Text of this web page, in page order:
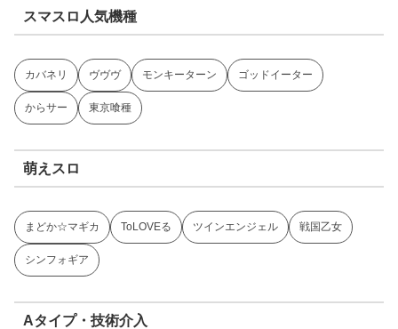
スマスロ人気機種
カバネリ ヴヴヴ モンキーターン ゴッドイーター
からサー 東京喰種
萌えスロ
まどか☆マギカ ToLOVEる ツインエンジェル 戦国乙女
シンフォギア
Aタイプ・技術介入